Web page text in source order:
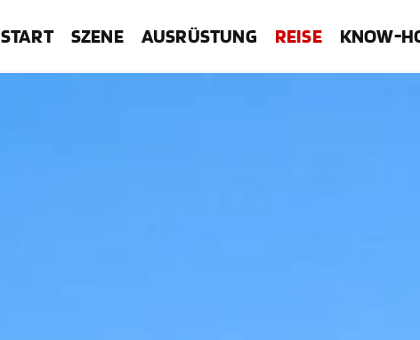
START SZENE AUSRÜSTUNG REISE KNOW-